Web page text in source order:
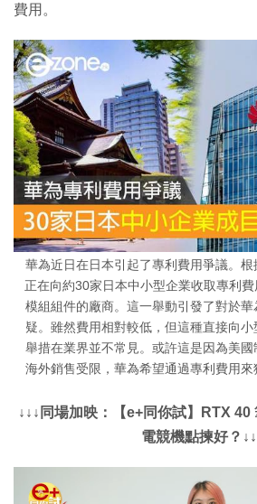
費用。
華為近日在日本引起了專利費用爭議。
正在向約30家日本中小型企業收取專利
模組組件的廠商。這一舉動引發了對於
疑。雖然費用相對較低，但這種直接向
舉措在業界並不常見。或許這是因為美
海外銷售受限，華為希望通過專利費用來
↓↓↓同場加映：【e+同你試】RTX 40
電競機點揀好？